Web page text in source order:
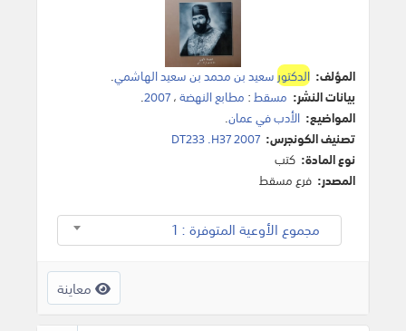
المؤلف: الدكتورسعيد بن محمد بن سعيد الهاشمي.
بيانات النشر: مسقط: مطابع النهضة،2007
.
المواضيع: الأدب في عمان.
تصنيف الكونجرس: DT233 .H37 2007
نوع المادة: كتب
المصدر: فرع مسقط
مجموع الأوعية المتوفرة : 1
معاينة